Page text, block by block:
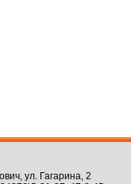
ул. Гагарина, 2